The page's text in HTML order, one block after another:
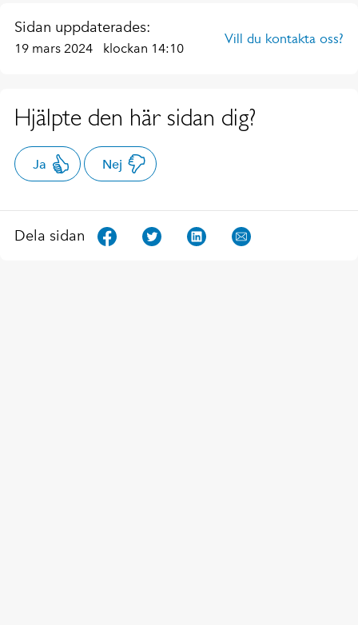
Sidan uppdaterades:
19 mars 2024 klockan 14:10
Vill du kontakta oss?
Hjälpte den här sidan dig?
Ja Nej
Dela sidan